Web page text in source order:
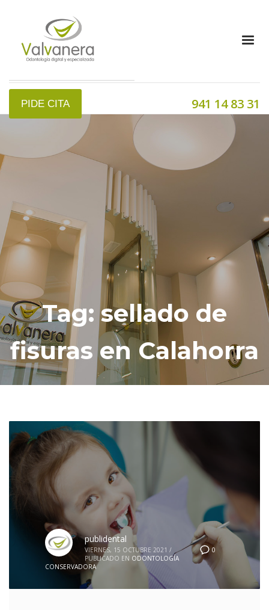
PIDE CITA 941 14 83 31
Tag: sellado de
fisuras en Calahorra
0
publidental
VIERNES, 15 OCTUBRE 2021 /
PUBLICADO EN ODONTOLOGÍA
CONSERVADORA